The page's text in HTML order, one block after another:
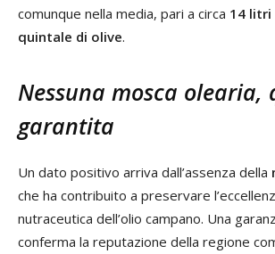
comunque nella media, pari a circa 14 litri
quintale di olive.
Nessuna mosca olearia,
garantita
Un dato positivo arriva dall’assenza della
che ha contribuito a preservare
nutraceutica dell’olio campano. Una
conferma la reputazione della regione